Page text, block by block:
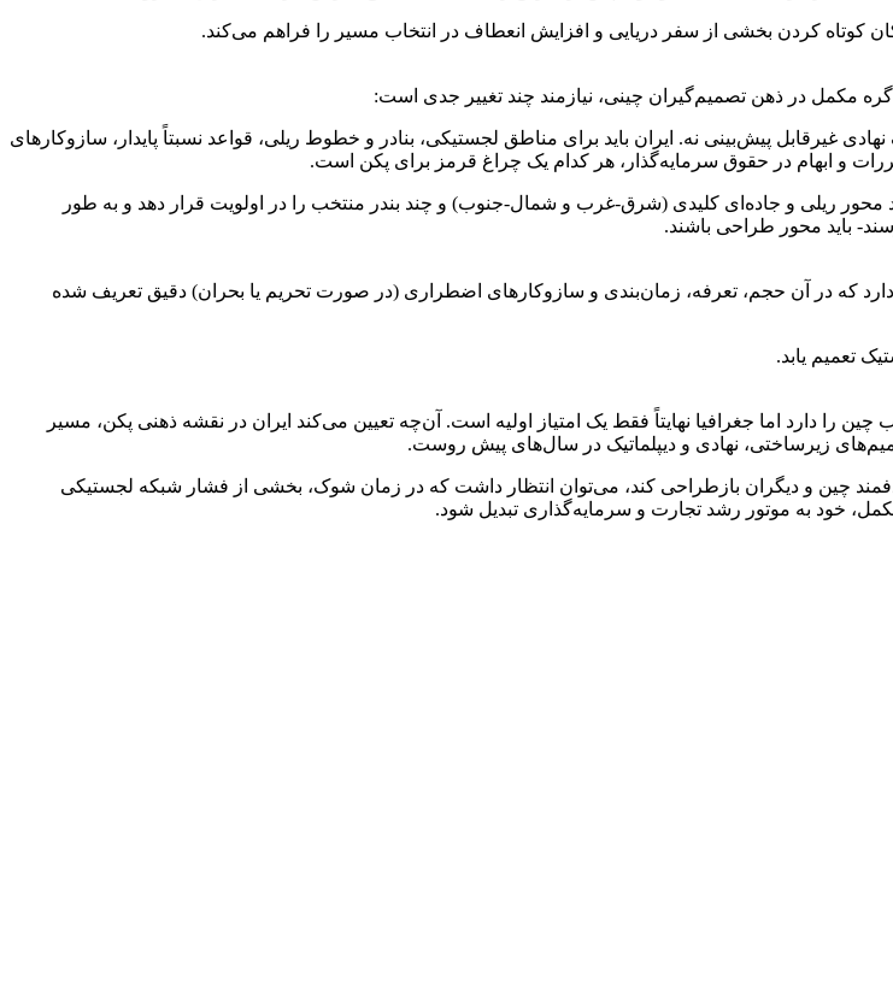
کوتاه کردن بخشی از سفر دریایی و افزایش انعطاف در انتخاب مسیر را فراهم می‌کند.
مکمل در ذهن تصمیم‌گیران چینی، نیازمند چند تغییر جدی است:
غیرقابل پیش‌بینی نه. ایران باید برای مناطق لجستیکی، بنادر و خطوط ریلی، قواعد نسبتاً پایدار، سازوکارهای
و ابهام در حقوق سرمایه‌گذار، هر کدام یک چراغ قرمز برای پکن است.
محور ریلی و جاده‌ای کلیدی (شرق-غرب و شمال-جنوب) و چند بندر منتخب را در اولویت قرار دهد و به طور
باید محور طراحی باشند.
دارد که در آن حجم، تعرفه، زمان‌بندی و سازوکارهای اضطراری (در صورت تحریم یا بحران) دقیق تعریف شده
تعمیم یابد.
را دارد اما جغرافیا نهایتاً فقط یک امتیاز اولیه است. آن‌چه تعیین می‌کند ایران در نقشه ذهنی پکن، مسیر
زیرساختی، نهادی و دیپلماتیک در سال‌های پیش روست.
هدفمند چین و دیگران بازطراحی کند، می‌توان انتظار داشت که در زمان شوک، بخشی از فشار شبکه لجستیکی
خود به موتور رشد تجارت و سرمایه‌گذاری تبدیل شود.